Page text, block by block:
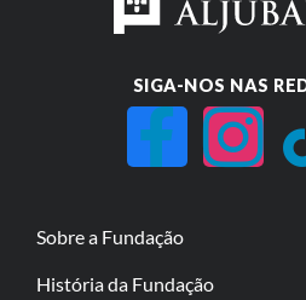
SIGA-NOS NAS
Sobre a Fundação
História da Fundação